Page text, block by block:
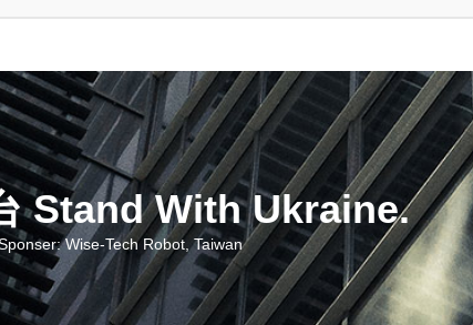
Stand With Ukraine.
Wise-Tech Robot, Taiwan